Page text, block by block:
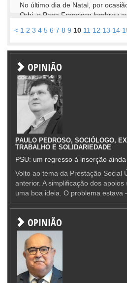
No último dia de Natal, por
Orbi, o Papa Francisco lembrou
< 1 2 3 4 5 6 7 8 9 10 11 12 13 14
OPINIÃO
PAULO PEDROSO, SOCIÓLOGO,
TRABALHO E SOLIDARIEDADE
PSU: um regresso à inserção
Volto ao tema da Prestação Social
anterior. A simplificação dos apoios
uma boa ideia. O problema estava
OPINIÃO